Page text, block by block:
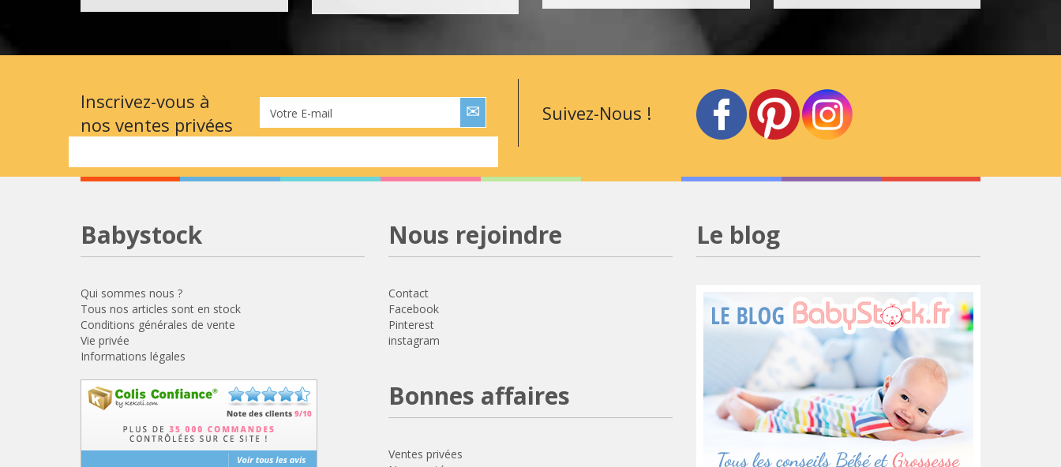
Inscrivez-vous à
nos ventes privées
Votre E-mail Suivez-Nous !
Babystock
Qui sommes nous ?
Tous nos articles sont en stock
Conditions générales de vente
Vie privée
Informations légales
Nous rejoindre
Contact
Facebook
Pinterest
instagram
Bonnes affaires
Ventes privées
Le blog